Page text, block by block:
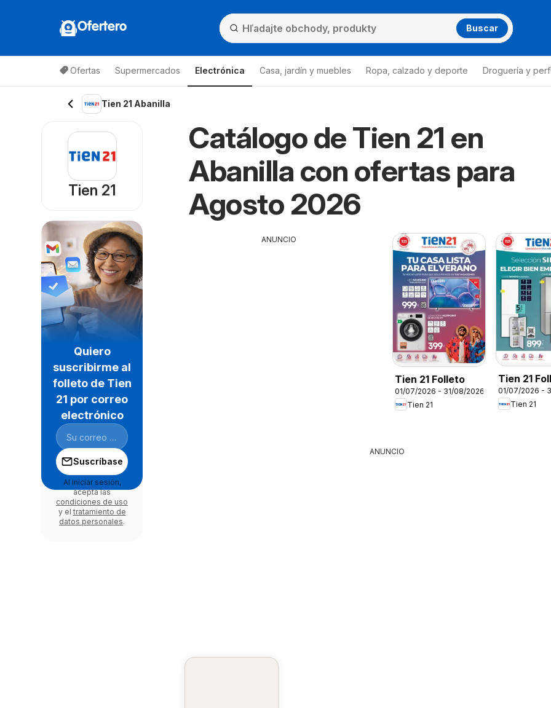
Ofertero Buscar
Ofertas Supermercados Electrónica Casa, jardín y muebles Ropa, calzado y deporte Droguería y
Tien 21 Abanilla
Catálogo de Tien 21 en
Abanilla con ofertas para
Agosto 2026
ANUNCIO
Tien 21 Folleto
01/07/2026 - 31/08/2026
Tien 21
Tien 21
Siemens
01/07/2026 -
Tien 21
ANUNCIO
Tien 21
Quiero
suscribirme al
folleto de Tien
21 por correo
electrónico
Suscríbase
Al iniciar sesión,
acepta las
condiciones de uso
y el tratamiento de
datos personales.